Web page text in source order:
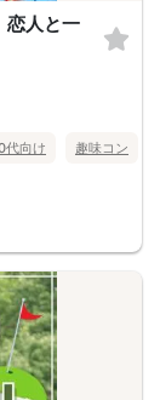
恋人と一
代向け 趣味コン